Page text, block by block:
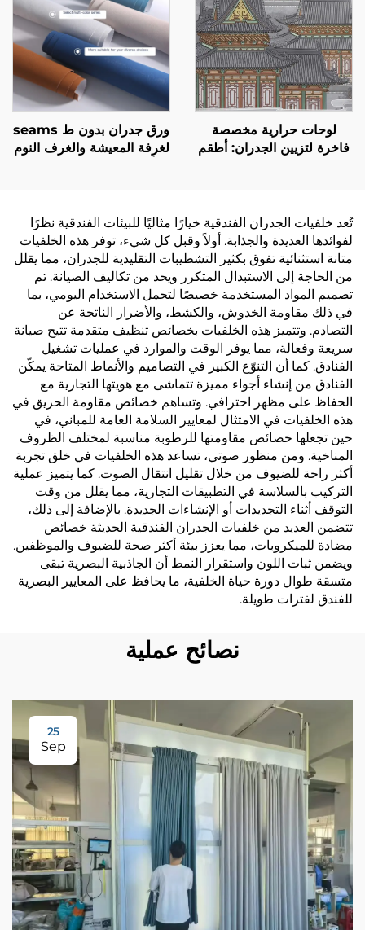
بيع مباشر من المصنع
لوحات حرارية مخصصة
فاخرة لتزيين الجدران: أطقم
ورق جدران بدون ط seams
لغرفة المعيشة والغرف النوم
المصنع
تُعد خلفيات الجدران الفندقية خيارًا مثاليًا للبيئات الفندقية نظرًا
لفوائدها العديدة والجذابة. أولاً وقبل كل شيء، توفر هذه الخلفيات
متانة استثنائية تفوق بكثير التشطيبات التقليدية للجدران، مما يقلل
من الحاجة إلى الاستبدال المتكرر ويحد من تكاليف الصيانة. تم
تصميم المواد المستخدمة خصيصًا لتحمل الاستخدام اليومي، بما
في ذلك مقاومة الخدوش، والكشط، والأضرار الناتجة عن
التصادم. وتتميز هذه الخلفيات بخصائص تنظيف متقدمة تتيح صيانة
سريعة وفعالة، مما يوفر الوقت والموارد في عمليات تشغيل
الفنادق. كما أن التنوّع الكبير في التصاميم والأنماط المتاحة يمكّن
الفنادق من إنشاء أجواء مميزة تتماشى مع هويتها التجارية مع
الحفاظ على مظهر احترافي. وتساهم خصائص مقاومة الحريق في
هذه الخلفيات في الامتثال لمعايير السلامة العامة للمباني، في
حين تجعلها خصائص مقاومتها للرطوبة مناسبة لمختلف الظروف
المناخية. ومن منظور صوتي، تساعد هذه الخلفيات في خلق تجربة
أكثر راحة للضيوف من خلال تقليل انتقال الصوت. كما يتميز عملية
التركيب بالسلاسة في التطبيقات التجارية، مما يقلل من وقت
التوقف أثناء التجديدات أو الإنشاءات الجديدة. بالإضافة إلى ذلك،
تتضمن العديد من خلفيات الجدران الفندقية الحديثة خصائص
مضادة للميكروبات، مما يعزز بيئة أكثر صحة للضيوف والموظفين.
ويضمن ثبات اللون واستقرار النمط أن الجاذبية البصرية تبقى
متسقة طوال دورة حياة الخلفية، ما يحافظ على المعايير البصرية
للفندق لفترات طويلة.
نصائح عملية
25
Sep